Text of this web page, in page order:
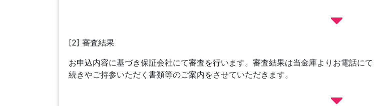
[2] 審査結果
お申込内容に基づき保証会社にて審査を行います。審査結果は当金庫よりお電話に
続きやご持参いただく書類等のご案内をさせていただきます。